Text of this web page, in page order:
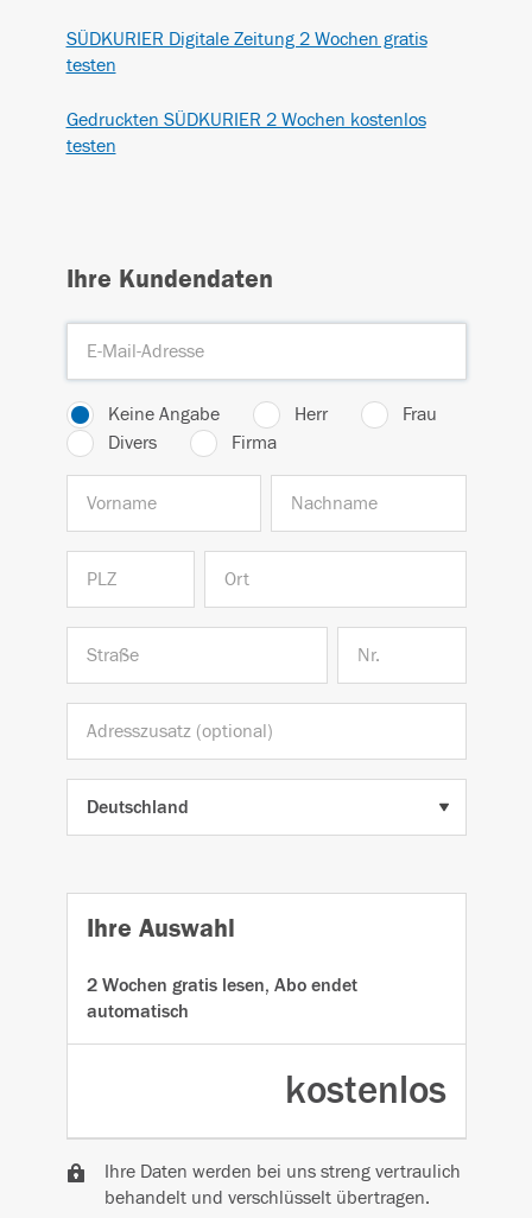
SÜDKURIER Digitale Zeitung 2 Wochen gratis
testen
Gedruckten SÜDKURIER 2 Wochen kostenlos
testen
Ihre Kundendaten
Keine Angabe Herr
Frau
Divers
Firma
Ihre Auswahl
2 Wochen gratis lesen, Abo endet
automatisch
kostenlos
Ihre Daten werden bei uns streng vertraulich
behandelt und verschlüsselt übertragen.